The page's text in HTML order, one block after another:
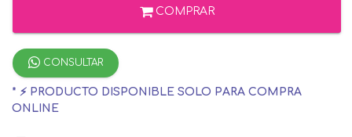
COMPRAR
CONSULTAR
* ⚡ PRODUCTO DISPONIBLE SOLO PARA COMPRA
ONLINE